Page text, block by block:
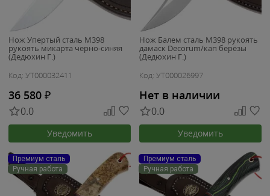
Нож Упертый сталь M398
рукоять микарта черно-синяя
(Дедюхин Г.)
Код: УТ000032411
36 580 ₽
0.0
Уведомить
Нож Балем сталь M398 рукоять
дамаск Decorum/кап берёзы
(Дедюхин Г.)
Код: УТ000026997
Нет в наличии
0.0
Уведомить
Премиум сталь
Ручная работа
Премиум сталь
Ручная работа